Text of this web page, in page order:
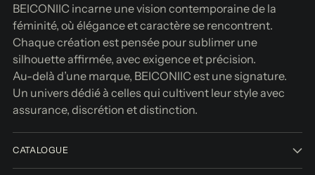
BEICONIIC incarne une vision contemporaine de la
féminité, où élégance et caractère se rencontrent.
Chaque création est pensée pour sublimer une
silhouette affirmée, avec exigence et précision.
Au-delà d’une marque, BEICONIIC est une signature.
Un univers dédié à celles qui cultivent leur style avec
assurance, discrétion et distinction.
CATALOGUE